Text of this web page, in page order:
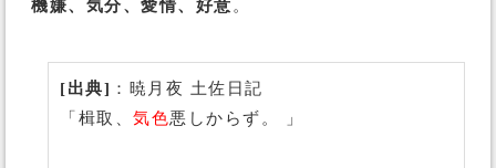
機嫌、気分、愛情、好意 。
[出典] ：暁月夜 土佐日記
「楫取、 気色悪しからず。 」